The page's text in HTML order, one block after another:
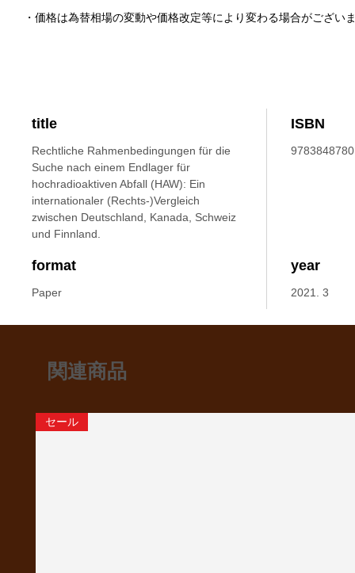
title
Rechtliche Rahmenbedingungen für die
Suche nach einem Endlager für
hochradioaktiven Abfall (HAW): Ein
internationaler (Rechts-)Vergleich
zwischen Deutschland, Kanada, Schweiz
und Finnland.
ISBN
format
Paper
year
2021. 3
・価格は為替相場の変動や価格改定等により変わる場合がござい
関連商品
セール